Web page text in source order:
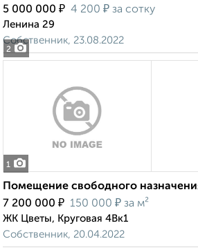
2
5 000 000 ₽ 4 200 ₽ за сотку
Ленина 29
Собственник, 23.08.2022
1
Помещение свободного
7 200 000 ₽ 150 000 ₽ за м²
ЖК Цветы, Круговая 4Вк1
Собственник, 20.04.2022